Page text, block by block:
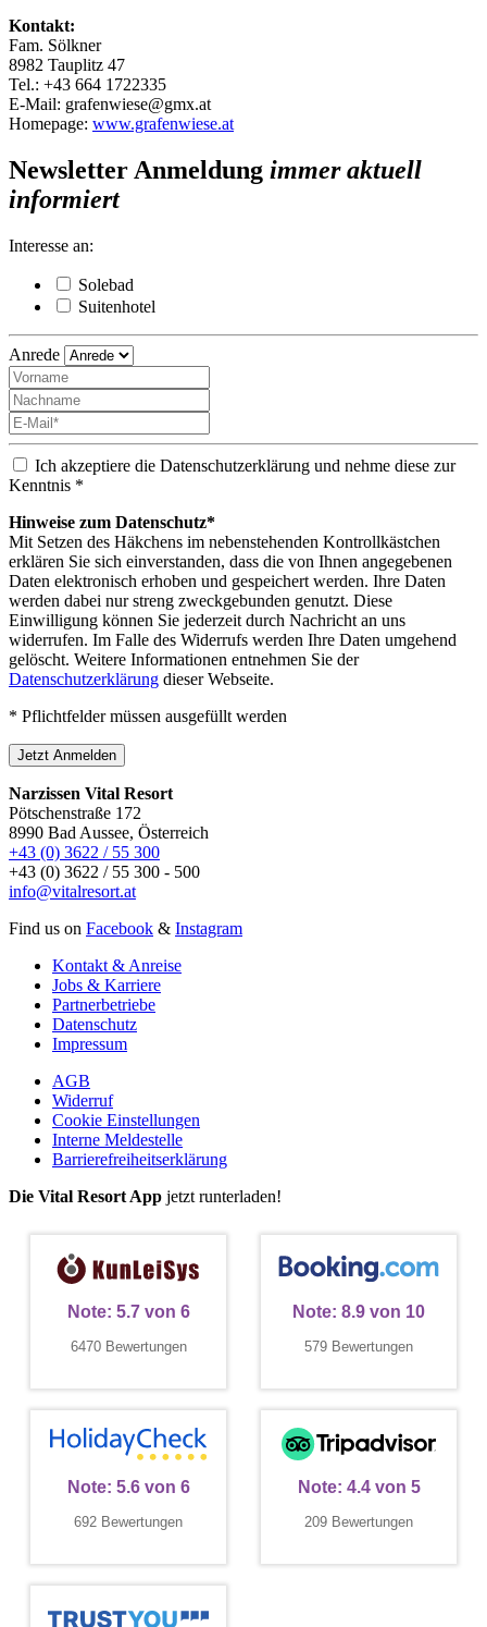
Kontakt:
Fam. Sölkner
8982 Tauplitz 47
Tel.: +43 664 1722335
E-Mail: grafenwiese@gmx.at
Homepage: www.grafenwiese.at
Newsletter Anmeldung immer aktuell
informiert
Interesse an:
Solebad
Suitenhotel
Anrede
Ich akzeptiere die Datenschutzerklärung und nehme diese zur
Kenntnis *
Hinweise zum Datenschutz*
Mit Setzen des Häkchens im nebenstehenden Kontrollkästchen
erklären Sie sich einverstanden, dass die von Ihnen angegebenen
Daten elektronisch erhoben und gespeichert werden. Ihre Daten
werden dabei nur streng zweckgebunden genutzt. Diese
Einwilligung können Sie jederzeit durch Nachricht an uns
widerrufen. Im Falle des Widerrufs werden Ihre Daten umgehend
gelöscht. Weitere Informationen entnehmen Sie der
Datenschutzerklärung dieser Webseite.
* Pflichtfelder müssen ausgefüllt werden
Jetzt Anmelden
Narzissen Vital Resort
Pötschenstraße 172
8990 Bad Aussee, Österreich
+43 (0) 3622 / 55 300
+43 (0) 3622 / 55 300 - 500
info@vitalresort.at
Find us on Facebook & Instagram
Kontakt & Anreise
Jobs & Karriere
Partnerbetriebe
Datenschutz
Impressum
AGB
Widerruf
Cookie Einstellungen
Interne Meldestelle
Barrierefreiheitserklärung
Die Vital Resort App jetzt runterladen!
Note: 5.7 von 6
6470 Bewertungen
Note: 8.9 von 10
579 Bewertungen
Note: 5.6 von 6
692 Bewertungen
Note: 4.4 von 5
209 Bewertungen